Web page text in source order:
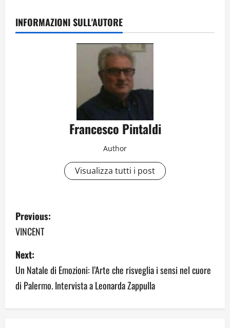
INFORMAZIONI SULL'AUTORE
Francesco Pintaldi
Author
Visualizza tutti i post
P
o
s
t
n
Previous:
VINCENT
Next:
Un Natale di Emozioni: l’Arte che risveglia i sensi nel cuore
di Palermo. Intervista a Leonarda Zappulla